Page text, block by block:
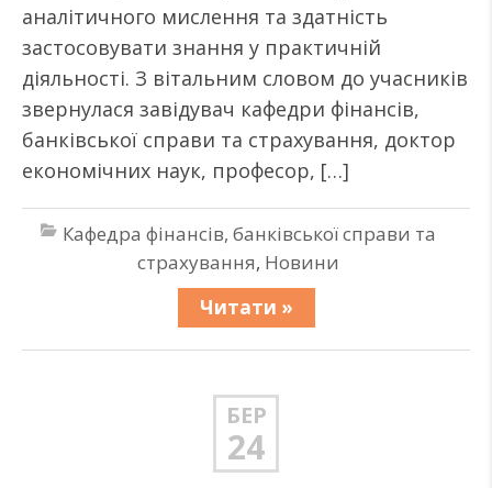
аналітичного мислення та здатність
застосовувати знання у практичній
діяльності. З вітальним словом до учасників
звернулася завідувач кафедри фінансів,
банківської справи та страхування, доктор
економічних наук, професор, […]
Кафедра фінансів, банківської справи та
страхування, Новини
Читати »
БЕР
24